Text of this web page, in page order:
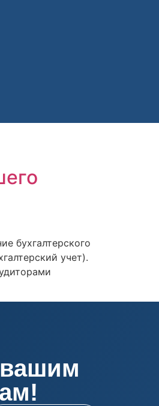
бухгалтерского
учет).
вашим